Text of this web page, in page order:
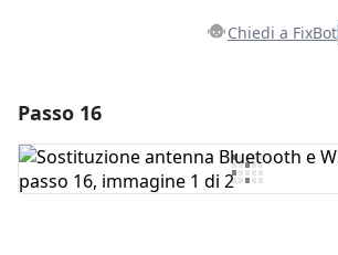
Chiedi a FixBot
Aggiungi Commento
Passo 16